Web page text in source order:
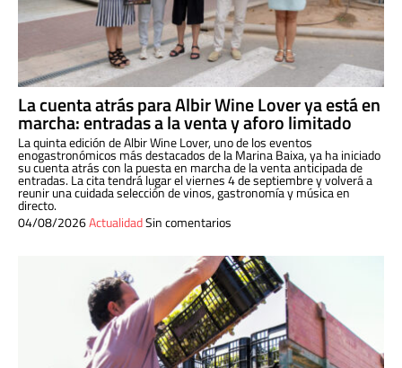
La cuenta atrás para Albir Wine Lover ya está en
marcha: entradas a la venta y aforo limitado
La quinta edición de Albir Wine Lover, uno de los eventos
enogastronómicos más destacados de la Marina Baixa, ya ha iniciado
su cuenta atrás con la puesta en marcha de la venta anticipada de
entradas. La cita tendrá lugar el viernes 4 de septiembre y volverá a
reunir una cuidada selección de vinos, gastronomía y música en
directo.
04/08/2026ActualidadSin comentarios